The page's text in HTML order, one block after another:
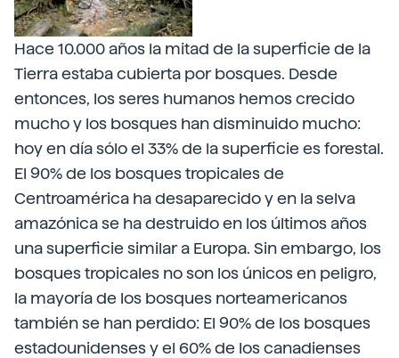
Hace 10.000 años la mitad de la superficie de la
Tierra estaba cubierta por bosques. Desde
entonces, los seres humanos hemos crecido
mucho y los bosques han disminuido mucho:
hoy en día sólo el 33% de la superficie es forestal.
El 90% de los bosques tropicales de
Centroamérica ha desaparecido y en la selva
amazónica se ha destruido en los últimos años
una superficie similar a Europa. Sin embargo, los
bosques tropicales no son los únicos en peligro,
la mayoría de los bosques norteamericanos
también se han perdido: El 90% de los bosques
estadounidenses y el 60% de los canadienses